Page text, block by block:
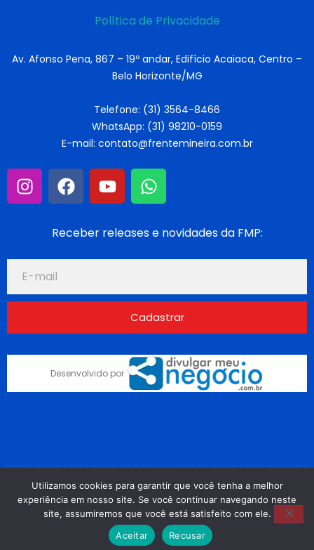
Política de Privacidade
Av. Afonso Pena, 867 – 19º andar, Edifício Acaiaca, Centro –
Belo Horizonte/MG
Telefone: (31) 3564-8466
WhatsApp: (31) 98210-0159
E-mail: contato@frentemineira.com.br
Receber releases e novidades da FMP:
Cadastrar
Desenvolvido por
2025 © Frente Mineira de Prefeitos - Todos os
direitos reservados
IMG-
Utilizamos cookies para garantir que você tenha a melhor
experiência em nosso site. Se você continuar navegando neste
site, assumiremos que você está satisfeito com ele.
Aceitar
Recusar